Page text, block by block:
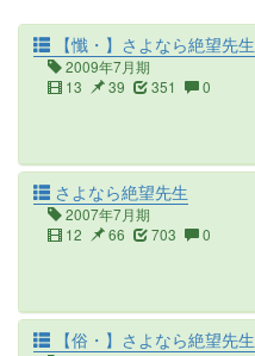
【懺・】さよなら絶望先生
2009年7月期
13
39 351 0
さよなら絶望先生
2007年7月期
12
66 703 0
【俗・】さよなら絶望先生